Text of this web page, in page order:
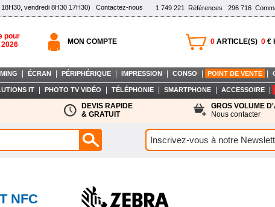
1 749 221 Références 296 716
vendredi 8H30 17H30) Contactez-nous
pour
0 ARTICLE(S) 0 €
MON COMPTE
ÉCRAN PÉRIPHÉRIQUE IMPRESSION CONSO POINT DE VENTE
IT PHOTO TV VIDÉO TÉLÉPHONIE SMARTPHONE ACCESSOIRE
DEVIS RAPIDE
& GRATUIT
GROS VOLUME
Nous contacter
NFC